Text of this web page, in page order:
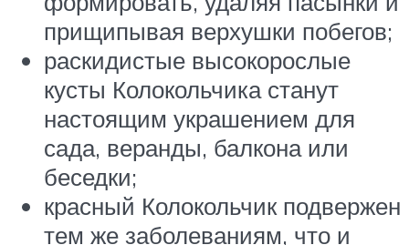
прищипывая верхушки побегов;
раскидистые высокорослые
кусты Колокольчика станут
настоящим украшением для
сада, веранды, балкона или
беседки;
красный Колокольчик подвержен
тем же заболеваниям, что и